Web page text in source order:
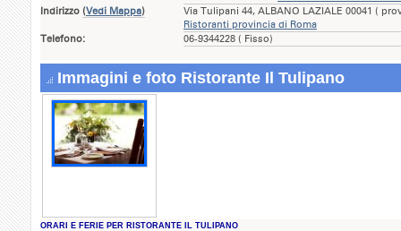
Indirizzo (Vedi Mappa)
Via Tulipani 44, ALBANO LAZIALE 00041 (
Ristoranti provincia di Roma
Telefono:
06-9344228 ( Fisso)
Immagini e foto Ristorante Il Tulipano
ORARI E FERIE PER RISTORANTE IL TULIPANO